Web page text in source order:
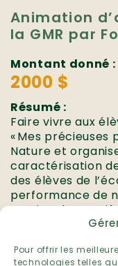
Pour offrir les
technologies telles
Animation
la GMR par
Montant donné :
2000 $
Résumé :
Faire vivre aux
« Mes précieuses
Nature et
caractérisation
des élèves de
performance de
gestion des
Établissement :
École de la